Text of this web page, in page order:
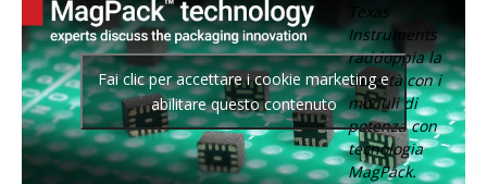
Texas
Instruments
raddoppia la
densità con i
moduli di
potenza con
tecnologia
MagPack.
Fai clic per accettare i cookie marketing e
abilitare questo contenuto